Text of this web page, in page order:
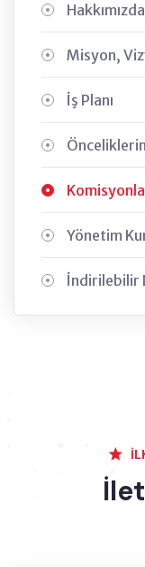
Hakkımızda
Misyon,
İş Planı
Yönetim
İndirilebilir